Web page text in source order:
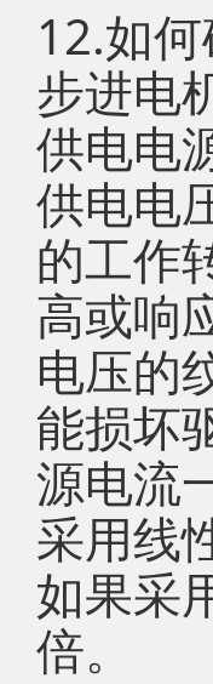
12.如
步进电
供电电
供电电
的工作
高或响
电压的
能损坏
源电流
采用线
如果采
倍。